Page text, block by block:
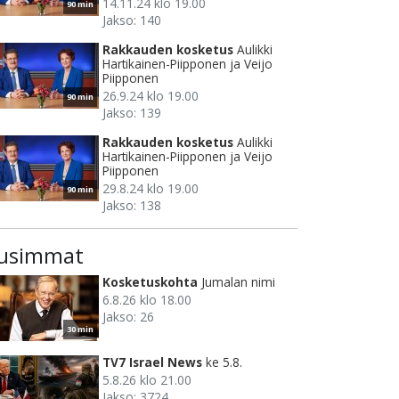
90 min
14.11.24 klo 19.00
Jakso: 140
90 min
Rakkauden kosketus Aulikki
Hartikainen-Piipponen ja Veijo
Piipponen
26.9.24 klo 19.00
Jakso: 139
90 min
Rakkauden kosketus Aulikki
Hartikainen-Piipponen ja Veijo
Piipponen
29.8.24 klo 19.00
Jakso: 138
30 min
Kosketuskohta Jumalan nimi
6.8.26 klo 18.00
Jakso: 26
TV7 Israel News ke 5.8.
5.8.26 klo 21.00